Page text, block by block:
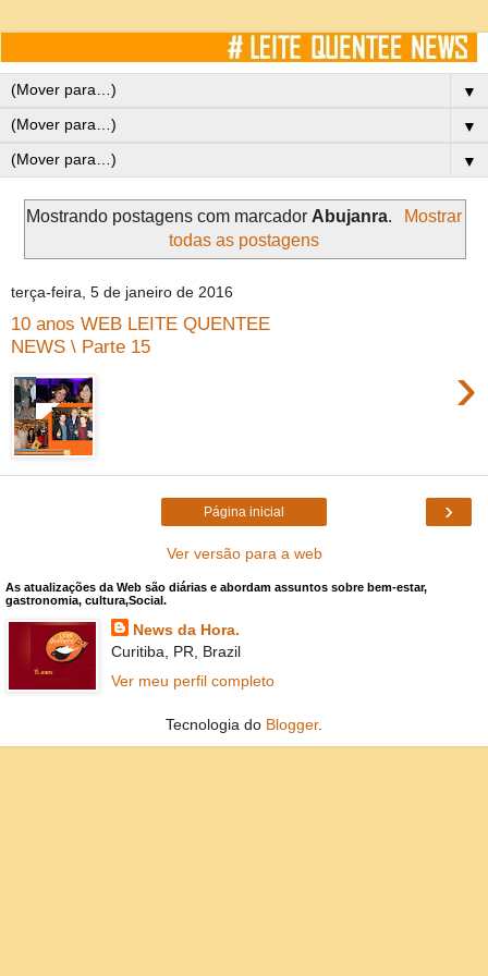
▼
▼
▼
Mostrando postagens com marcador Abujanra.
Mostrar
todas as postagens
terça-feira, 5 de janeiro de 2016
10 anos WEB LEITE QUENTEE
NEWS \ Parte 15
›
›
Página inicial
Ver versão para a web
As atualizações da Web são diárias e abordam assuntos sobre bem-estar,
gastronomia, cultura,Social.
News da Hora.
Curitiba, PR, Brazil
Ver meu perfil completo
Tecnologia do Blogger.